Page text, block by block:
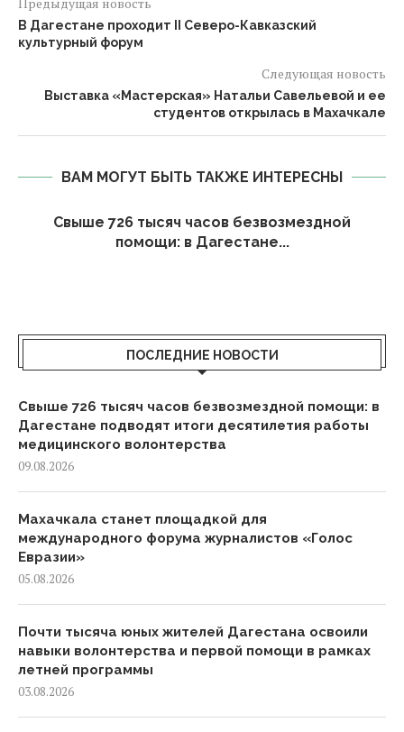
В Дагестане проходит II Северо-Кавказский
культурный форум
Следующая новость
Выставка «Мастерская» Натальи Савельевой и ее
студентов открылась в Махачкале
ВАМ МОГУТ БЫТЬ ТАКЖЕ ИНТЕРЕСНЫ
Свыше 726 тысяч часов безвозмездной
помощи: в Дагестане...
ПОСЛЕДНИЕ НОВОСТИ
Свыше 726 тысяч часов безвозмездной помощи: в
Дагестане подводят итоги десятилетия работы
медицинского волонтерства
09.08.2026
Махачкала станет площадкой для
международного форума журналистов «Голос
Евразии»
05.08.2026
Почти тысяча юных жителей Дагестана освоили
навыки волонтерства и первой помощи в рамках
летней программы
03.08.2026